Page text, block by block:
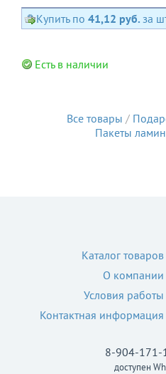
Купить по41,12 руб. за
Есть в наличии
Все товары /
Пакеты
Каталог товаров
О компании
Условия работы
Контактная информация
8-904-171-
доступен